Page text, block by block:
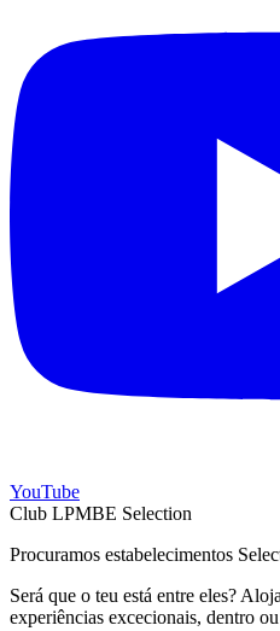
YouTube
Club LPMBE Selection
Procuramos estabelecimentos
Será que o teu está entre eles?
experiências excecionais, dentro